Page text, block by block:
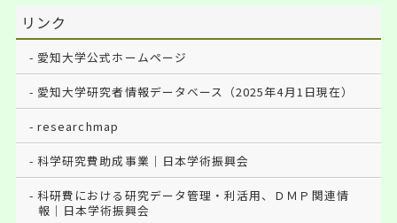
リンク
愛知大学公式ホームページ
愛知大学研究者情報データベース（2025年4月1日現在）
researchmap
科学研究費助成事業｜日本学術振興会
科研費における研究データ管理・利活用、ＤＭＰ関連情
報｜日本学術振興会